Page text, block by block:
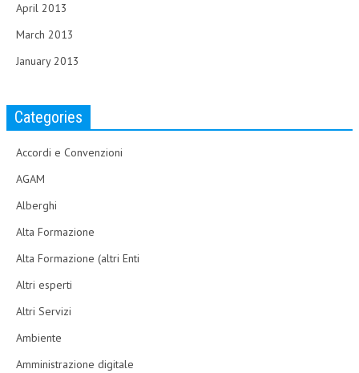
April 2013
March 2013
January 2013
Categories
Accordi e Convenzioni
AGAM
Alberghi
Alta Formazione
Alta Formazione (altri Enti
Altri esperti
Altri Servizi
Ambiente
Amministrazione digitale